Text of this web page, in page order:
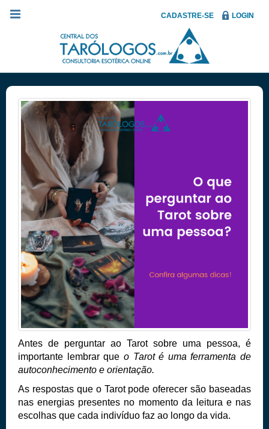
CADASTRE-SE LOGIN
Antes de perguntar ao Tarot sobre uma pessoa, é
importante lembrar que o Tarot é uma ferramenta de
autoconhecimento e orientação.
As respostas que o Tarot pode oferecer são baseadas
nas energias presentes no momento da leitura e nas
escolhas que cada indivíduo faz ao longo da vida.